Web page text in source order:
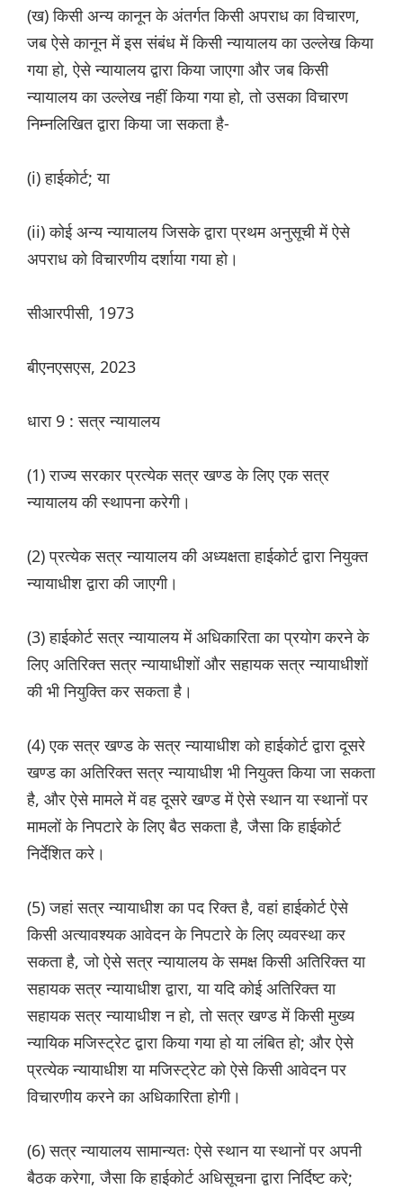
(ख) किसी अन्य कानून के अंतर्गत किसी अपराध का विचारण,
जब ऐसे कानून में इस संबंध में किसी न्यायालय का उल्लेख किया
गया हो, ऐसे न्यायालय द्वारा किया जाएगा और जब किसी
न्यायालय का उल्लेख नहीं किया गया हो, तो उसका विचारण
निम्नलिखित द्वारा किया जा सकता है-
(i) हाईकोर्ट; या
(ii) कोई अन्य न्यायालय जिसके द्वारा प्रथम अनुसूची में ऐसे
अपराध को विचारणीय दर्शाया गया हो।
सीआरपीसी, 1973
बीएनएसएस, 2023
धारा 9 : सत्र न्यायालय
(1) राज्य सरकार प्रत्येक सत्र खण्ड के लिए एक सत्र
न्यायालय की स्थापना करेगी।
(2) प्रत्येक सत्र न्यायालय की अध्यक्षता हाईकोर्ट द्वारा नियुक्त
न्यायाधीश द्वारा की जाएगी।
(3) हाईकोर्ट सत्र न्यायालय में अधिकारिता का प्रयोग करने के
लिए अतिरिक्त सत्र न्यायाधीशों और सहायक सत्र न्यायाधीशों
की भी नियुक्ति कर सकता है।
(4) एक सत्र खण्ड के सत्र न्यायाधीश को हाईकोर्ट द्वारा दूसरे
खण्ड का अतिरिक्त सत्र न्यायाधीश भी नियुक्त किया जा सकता
है, और ऐसे मामले में वह दूसरे खण्ड में ऐसे स्थान या स्थानों पर
मामलों के निपटारे के लिए बैठ सकता है, जैसा कि हाईकोर्ट
निर्देशित करे।
(5) जहां सत्र न्यायाधीश का पद रिक्त है, वहां हाईकोर्ट ऐसे
किसी अत्यावश्यक आवेदन के निपटारे के लिए व्यवस्था कर
सकता है, जो ऐसे सत्र न्यायालय के समक्ष किसी अतिरिक्त या
सहायक सत्र न्यायाधीश द्वारा, या यदि कोई अतिरिक्त या
सहायक सत्र न्यायाधीश न हो, तो सत्र खण्ड में किसी मुख्य
न्यायिक मजिस्ट्रेट द्वारा किया गया हो या लंबित हो; और ऐसे
प्रत्येक न्यायाधीश या मजिस्ट्रेट को ऐसे किसी आवेदन पर
विचारणीय करने का अधिकारिता होगी।
(6) सत्र न्यायालय सामान्यतः ऐसे स्थान या स्थानों पर अपनी
बैठक करेगा, जैसा कि हाईकोर्ट अधिसूचना द्वारा निर्दिष्ट करे;